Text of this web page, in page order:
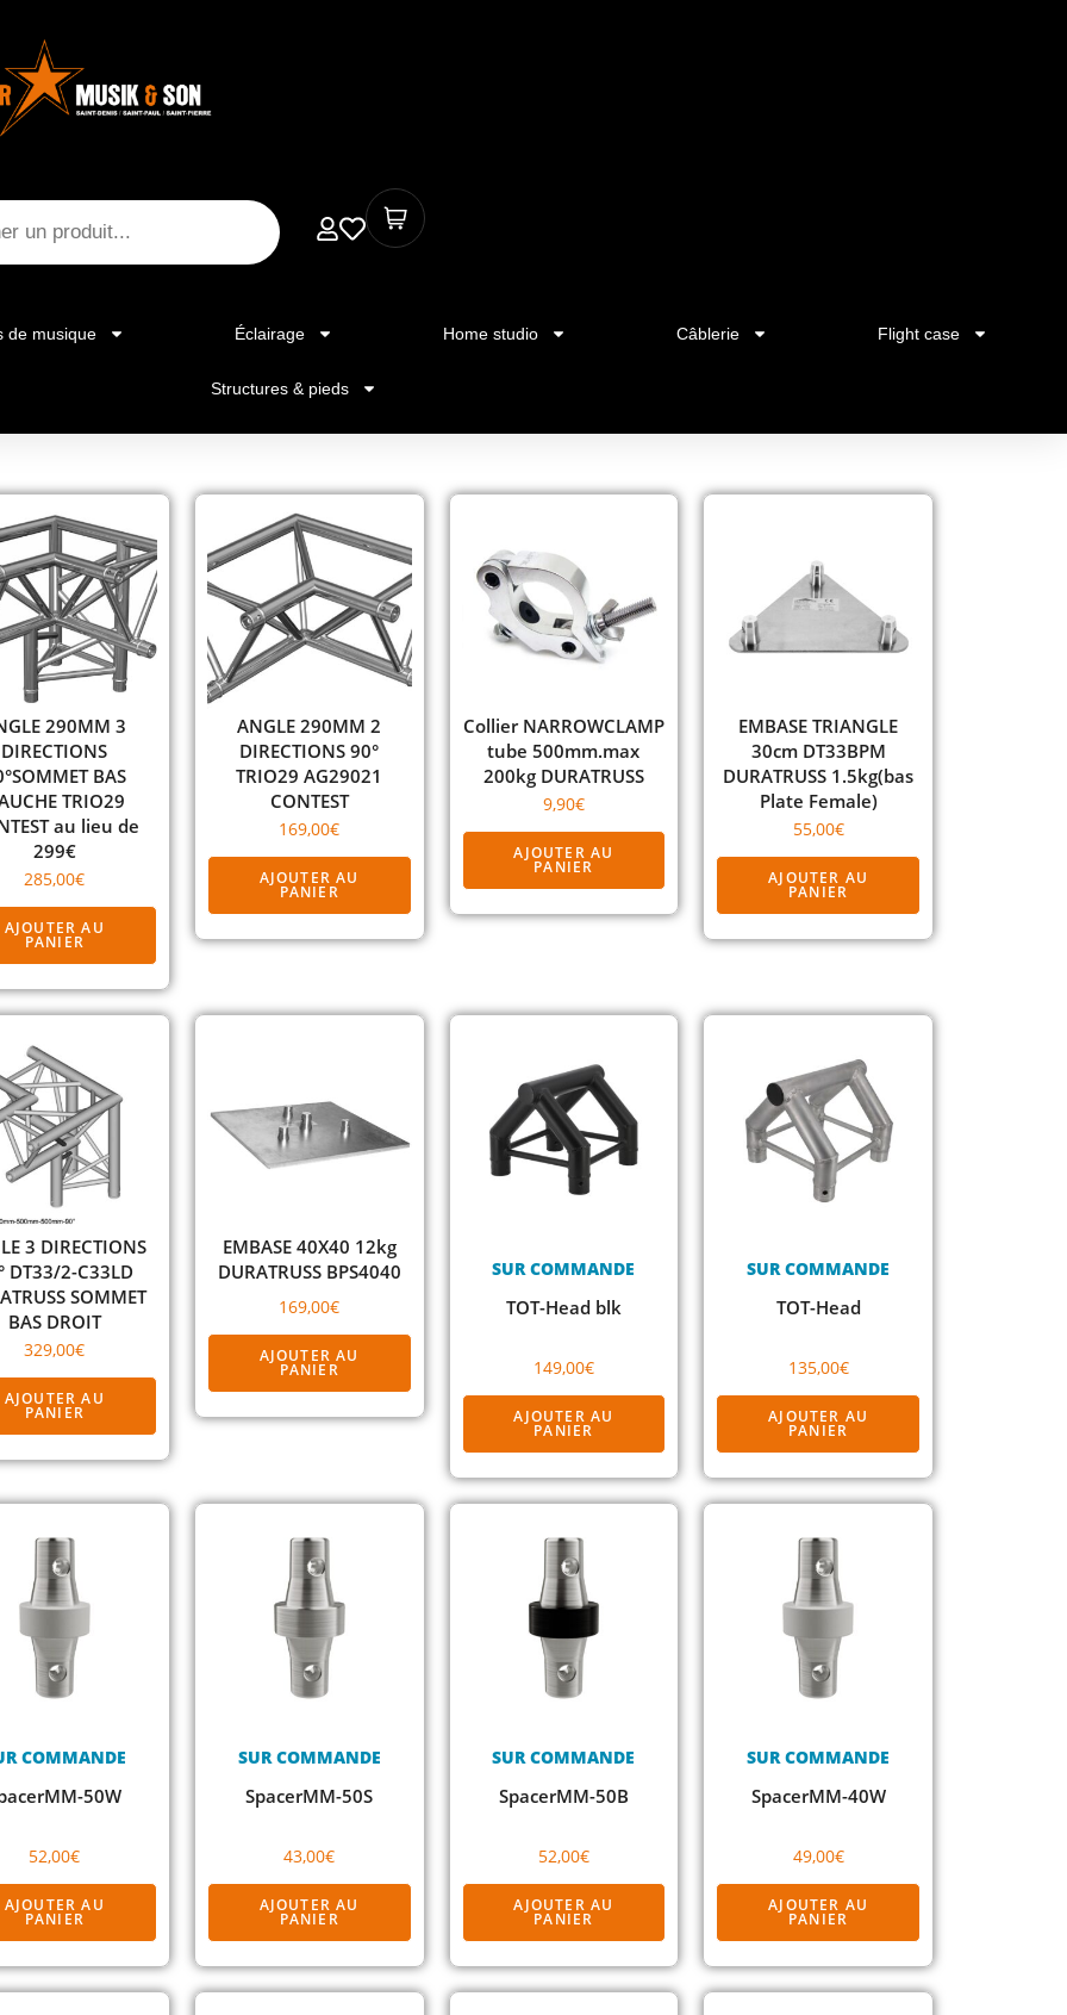
de musique Éclairage Home studio Câblerie Flight case
Structures & pieds
290MM 3
DIRECTIONS
BAS
TRIO29
au lieu de
299€
285,00€
AJOUTER AU
PANIER
ANGLE 290MM 2
DIRECTIONS 90°
TRIO29 AG29021
CONTEST
169,00€
AJOUTER AU
PANIER
Collier NARROWCLAMP
tube 500mm.max
200kg DURATRUSS
9,90€
AJOUTER AU
PANIER
EMBASE TRIANGLE
30cm DT33BPM
DURATRUSS 1.5kg(bas
Plate Female)
55,00€
AJOUTER AU
PANIER
3 DIRECTIONS
DT33/2-C33LD
SOMMET
BAS DROIT
329,00€
AJOUTER AU
PANIER
EMBASE 40X40 12kg
DURATRUSS BPS4040
169,00€
AJOUTER AU
PANIER
SUR COMMANDE
TOT-Head blk
149,00€
AJOUTER AU
PANIER
SUR COMMANDE
TOT-Head
135,00€
AJOUTER AU
PANIER
COMMANDE
50W
52,00€
AJOUTER AU
PANIER
SUR COMMANDE
SpacerMM-50S
43,00€
AJOUTER AU
PANIER
SUR COMMANDE
SpacerMM-50B
52,00€
AJOUTER AU
PANIER
SUR COMMANDE
SpacerMM-40W
49,00€
AJOUTER AU
PANIER